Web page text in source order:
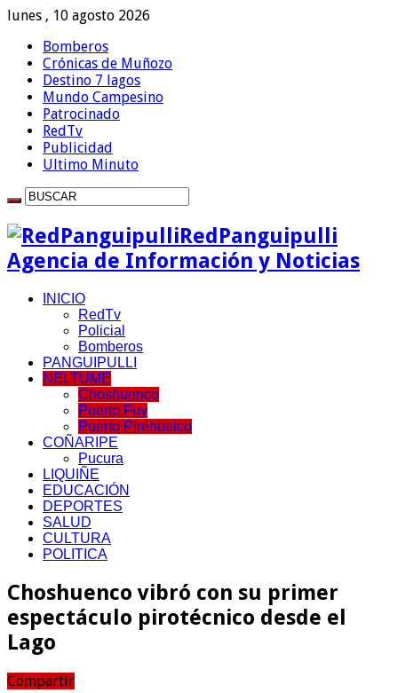
lunes , 10 agosto 2026
Bomberos
Crónicas de Muñozo
Destino 7 lagos
Mundo Campesino
Patrocinado
RedTv
Publicidad
Ultimo Minuto
RedPanguipulli
Agencia de Información y Noticias
INICIO
RedTv
Policial
Bomberos
PANGUIPULLI
NELTUME
Choshuenco
Puerto Fuy
Puerto Pirehueico
COÑARIPE
Pucura
LIQUIÑE
EDUCACIÓN
DEPORTES
SALUD
CULTURA
POLITICA
Choshuenco vibró con su primer
espectáculo pirotécnico desde el
Lago
Compartir